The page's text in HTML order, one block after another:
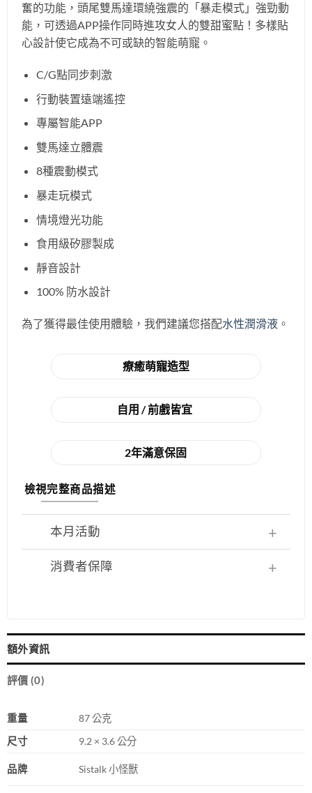
奮的功能，頭尾雙馬達環繞強震的「暴走模式」強勁動
能，可透過APP操作同時進攻女人的雙甜蜜點！多樣貼
心設計使它成為不可或缺的智能萌寵。
C/G點同步刺激
行動裝置遠端遙控
專屬智能APP
雙馬達立體震
8種震動模式
暴走玩模式
情境燈光功能
食用級矽膠製成
靜音設計
100% 防水設計
為了獲得最佳使用體驗，我們建議您搭配水性潤滑液 。
療癒萌寵造型
自用 / 前戲皆宜
2年滿意保固
檢視完整商品描述
本月活動
消費者保障
額外資訊
評價 (0)
重量
87 公克
尺寸
9.2 × 3.6 公分
品牌 Sistalk 小怪獸